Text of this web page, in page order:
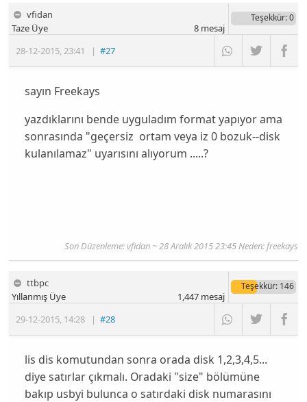
vfidan
28-12-2015,23:41 |#27
Taze Üye
Teşekkür: 0
8mesaj
sayın Freekays
yazdıklarını bende uyguladım format yapıyor ama
sonrasında "geçersiz ortam veya iz 0 bozuk--disk
kulanılamaz" uyarısını alıyorum .....?
Son Düzenleme: vfidan ~ 28 Aralık 2015 23:45 Neden: freekays
ttbpc
29-12-2015, 14:28 |#28
Yıllanmış Üye
Teşekkür: 146
1,447mesaj
lis dis komutundan sonra orada disk 1,2,3,4,5...
diye satırlar çıkmalı. Oradaki "size" bölümüne
bakıp usbyi bulunca o satırdaki disk numarasını